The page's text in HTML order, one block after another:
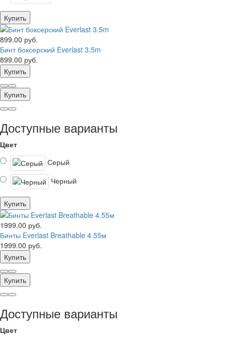
Купить
899.00 руб.
Бинт боксерский Everlast 3.5m
899.00 руб.
Купить
Купить
Доступные варианты
Цвет
Серый
Черный
Купить
1999.00 руб.
Бинты Everlast Breathable 4.55м
1999.00 руб.
Купить
Купить
Доступные варианты
Цвет